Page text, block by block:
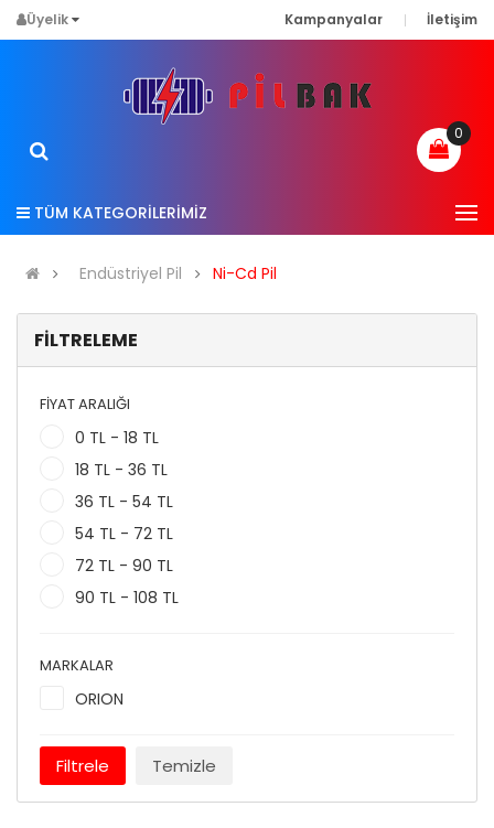
Üyelik Kampanyalar İletişim
0
TÜM KATEGORİLERİMİZ
Endüstriyel Pil Ni-Cd Pil
FILTRELEME
FIYAT ARALIĞI
0 TL - 18 TL
18 TL - 36 TL
36 TL - 54 TL
54 TL - 72 TL
72 TL - 90 TL
90 TL - 108 TL
MARKALAR
ORION
Filtrele Temizle